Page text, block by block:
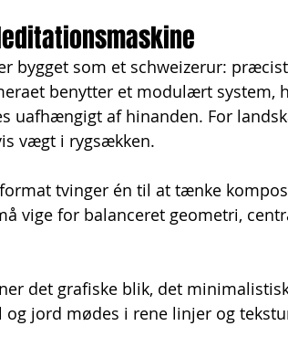
bygget som et schweizerur:
benytter et modulært system,
uafhængigt af hinanden. For
vægt i rygsækken.
tvinger én til at tænke
vige for balanceret geometri,
det grafiske blik, det
og jord mødes i rene linjer og